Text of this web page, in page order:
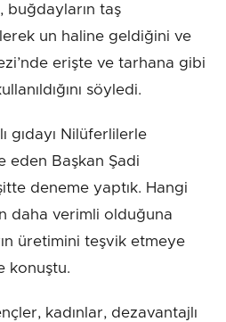
buğdayların taş
un haline geldiğini ve
erişte ve tarhana gibi
söyledi.
gıdayı Nilüferlilerle
eden Başkan Şadi
deneme yaptık. Hangi
daha verimli olduğuna
üretimini teşvik etmeye
konuştu.
kadınlar, dezavantajlı